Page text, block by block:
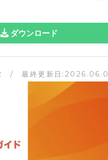
ダウンロード
/ 最終更新日